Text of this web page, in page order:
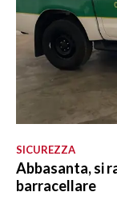
SICUREZZA
Abbasanta, si
barracellare